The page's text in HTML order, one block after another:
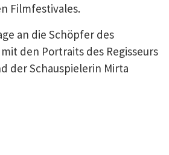
Filmfestivales.
an die Schöpfer des
den Portraits des Regisseurs
der Schauspielerin Mirta